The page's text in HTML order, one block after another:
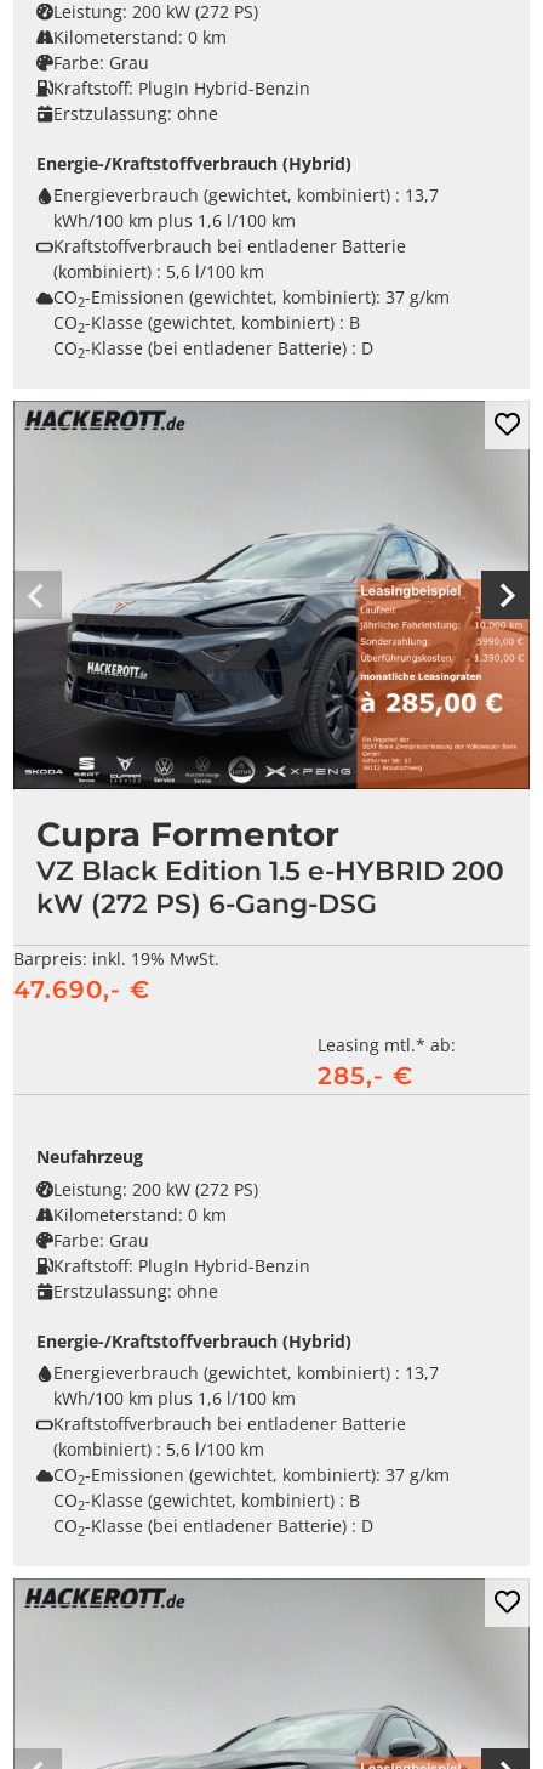
Leistung: 200 kW (272 PS)
Kilometerstand: 0 km
Farbe: Grau
Kraftstoff: PlugIn Hybrid-Benzin
Erstzulassung: ohne
Energie-/Kraftstoffverbrauch (Hybrid)
Energieverbrauch (gewichtet, kombiniert) : 13,7
kWh/100 km plus 1,6 l/100 km
Kraftstoffverbrauch bei entladener Batterie
(kombiniert) :
5,6 l/100 km
CO2-Emissionen (gewichtet, kombiniert): 37 g/km
CO2 -Klasse (gewichtet, kombiniert) : B
CO2 -Klasse (bei entladener Batterie) : D
Cupra Formentor
VZ Black Edition 1.5 e-HYBRID 200
kW (272 PS) 6-Gang-DSG
Barpreis: inkl. 19% MwSt.
47.690,- €
Leasing mtl.* ab:
285,- €
Neufahrzeug
Leistung: 200 kW (272 PS)
Kilometerstand: 0 km
Farbe: Grau
Kraftstoff: PlugIn Hybrid-Benzin
Erstzulassung: ohne
Energie-/Kraftstoffverbrauch (Hybrid)
Energieverbrauch (gewichtet, kombiniert) : 13,7
kWh/100 km plus 1,6 l/100 km
Kraftstoffverbrauch bei entladener Batterie
(kombiniert) :
5,6 l/100 km
CO2-Emissionen (gewichtet, kombiniert): 37 g/km
CO2 -Klasse (gewichtet, kombiniert) : B
CO2 -Klasse (bei entladener Batterie) : D